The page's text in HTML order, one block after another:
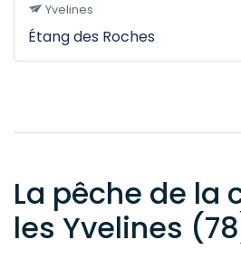
Yvelines
Étang des Roches
La pêche de la
les Yvelines